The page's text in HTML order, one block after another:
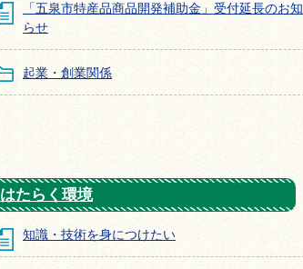
「五泉市特産品商品開発補助金」受付延長のお知
らせ
起業・創業関係
はたらく環境
知識・技術を身につけたい